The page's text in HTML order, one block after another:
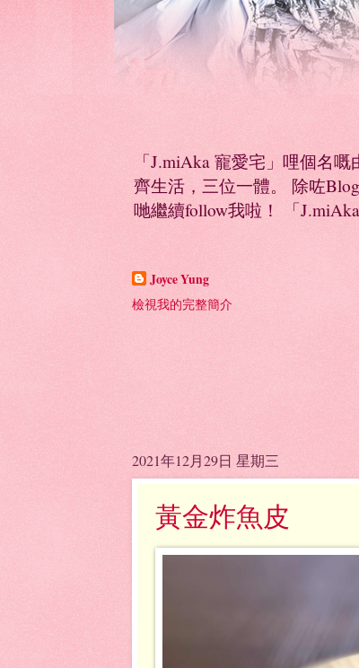
「J.miAka 寵愛宅」哩個名
齊生活，三位一體。 除咗
哋繼續follow我啦！ 「
Joyce Yung
檢視我的完整簡介
2021年12月29日 星期三
黃金炸魚皮